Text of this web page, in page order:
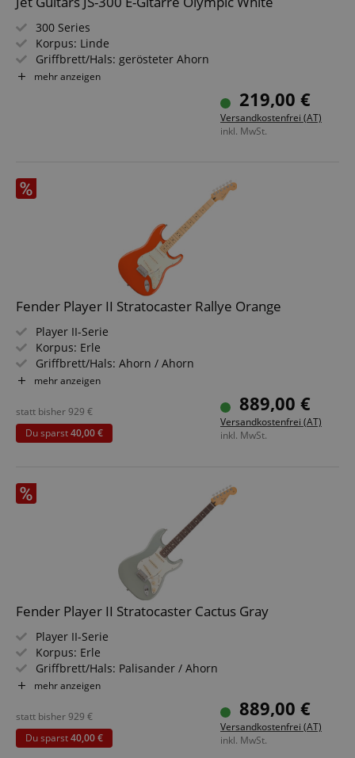
300 Series
Korpus: Linde
Griffbrett/Hals: gerösteter Ahorn
Tonabnehmer: 3x S Ceramic (SSS)
mehr anzeigen
219,00 €
Versandkostenfrei (AT)
inkl. MwSt.
Fender Player II Stratocaster Rallye Orange
Player II-Serie
Korpus: Erle
Griffbrett/Hals: Ahorn / Ahorn
Tonabnehmer: 3x Player Series Alnico 5 Strat Single-Coil
Farbe & Finish: Rallye Orange, Gloss Polyester
Inklusive
mehr anzeigen
889,00 €
Versandkostenfrei (AT)
inkl. MwSt.
statt bisher929 €
Du sparst40,00 €
Fender Player II Stratocaster Cactus Gray
Player II-Serie
Korpus: Erle
Griffbrett/Hals: Palisander / Ahorn
Tonabnehmer: 3x Player Series Alnico 5 Strat Single-Coil
Farbe & Finish: Cactus Gray, Gloss
mehr anzeigen
889,00 €
Versandkostenfrei (AT)
inkl. MwSt.
statt bisher929 €
Du sparst40,00 €